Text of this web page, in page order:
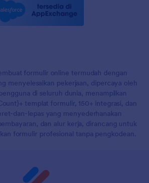
formulir online termudah dengan
menyelesaikan pekerjaan, dipercaya oleh
di seluruh dunia, menampilkan
templat formulir, 150+ integrasi, dan
dan-lepas yang menyederhanakan
dan alur kerja, dirancang untuk
formulir profesional tanpa pengkodean.